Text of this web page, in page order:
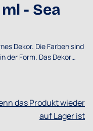
- Sea
Dekor. Die Farben sind
der Form. Das Dekor
am Meer.
das Produkt wieder
auf Lager ist